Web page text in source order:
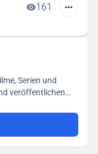
161
Serien und
veröffentlichen
zugänglichen